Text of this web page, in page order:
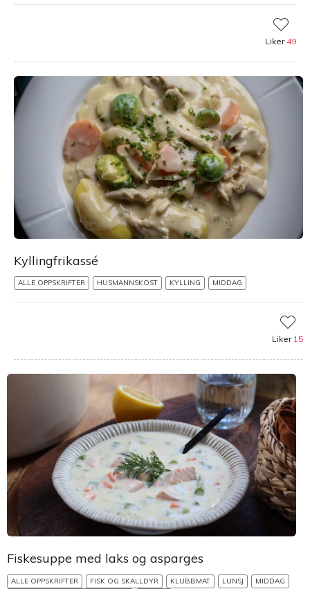
Liker 49
Kyllingfrikassé
ALLE OPPSKRIFTER HUSMANNSKOST KYLLING MIDDAG
Liker 15
Fiskesuppe med laks og asparges
ALLE OPPSKRIFTER FISK OG SKALLDYR KLUBBMAT LUNSJ
MIDDAG